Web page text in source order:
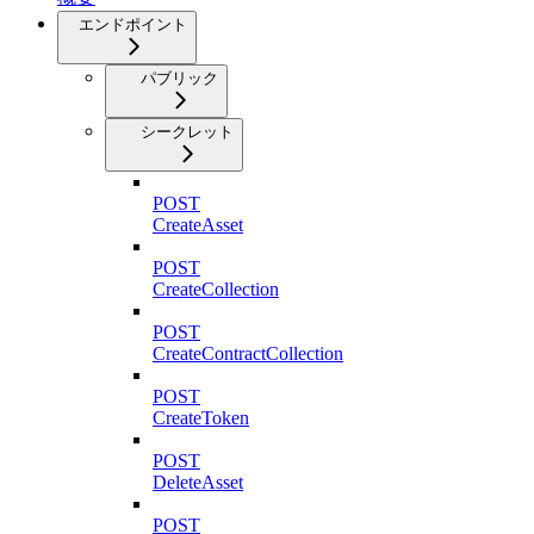
エンドポイント
パブリック
シークレット
POST
CreateAsset
POST
CreateCollection
POST
CreateContractCollection
POST
CreateToken
POST
DeleteAsset
POST